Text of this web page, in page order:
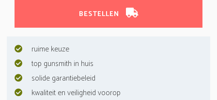
BESTELLEN
ruime keuze
top gunsmith in huis
solide garantiebeleid
kwaliteit en veiligheid voorop